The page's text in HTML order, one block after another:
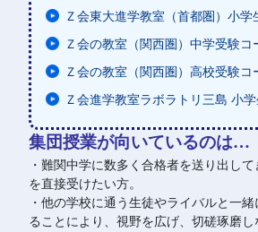
Ｚ会東大進学教室（首都圏）小学
Ｚ会の教室（関西圏）中学受験コ
Ｚ会の教室（関西圏）高校受験コ
Ｚ会進学教室ラボラトリ三島 小学
集団授業が向いているのは…
・難関中学に数多く合格者を送り出し
を直接受けたい方。
・他の学校に通う生徒やライバルと一
ることにより、視野を広げ、切磋琢磨